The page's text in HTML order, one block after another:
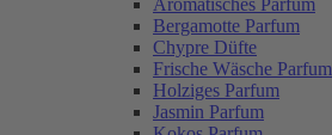
Aromatisches Parfum
Bergamotte Parfum
Chypre Düfte
Frische Wäsche Parfum
Holziges Parfum
Jasmin Parfum